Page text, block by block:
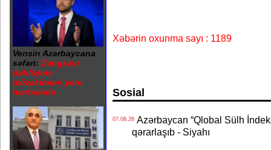
Vensin Azərbaycana
səfəri: Zəngəzur
dəhlizinin
müzakirələri yeni
mərhələdə
Xəbərin oxunma sayı : 1189
Sosial
07.08.26Azərbaycan “Qlobal Sülh
qərarlaşıb - Siyahı